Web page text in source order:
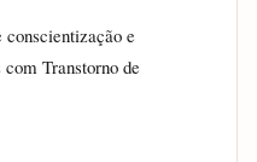
e
com Transtorno de